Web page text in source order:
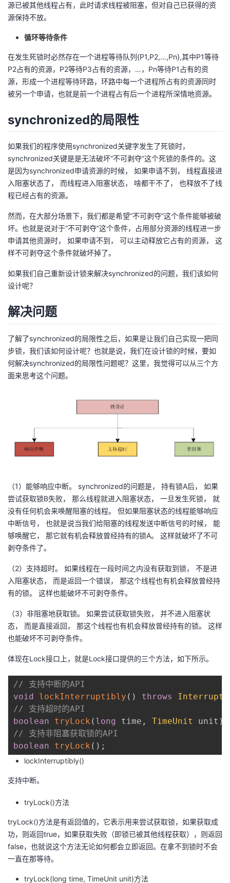
藏
源已被其他线程占有，此时请求线程被阻塞，但对自己已获得的资
源保持不放。
循环等待条件
在发生死锁时必然存在一个进程等待队列{P1,P2,…,Pn},其中P1等待
P2占有的资源，P2等待P3占有的资源，…，Pn等待P1占有的资
源，形成一个进程等待环路，环路中每一个进程所占有的资源同时
被另一个申请，也就是前一个进程占有后一个进程所深情地资源。
synchronized的局限性
如果我们的程序使用synchronized关键字发生了死锁时，
synchronized关键是是无法破坏“不可剥夺”这个死锁的条件的。这
是因为synchronized申请资源的时候， 如果申请不到， 线程直接进
入阻塞状态了， 而线程进入阻塞状态， 啥都干不了， 也释放不了线
程已经占有的资源。
然而，在大部分场景下，我们都是希望“不可剥夺”这个条件能够被破
坏。也就是说对于“不可剥夺”这个条件，占用部分资源的线程进一步
申请其他资源时， 如果申请不到， 可以主动释放它占有的资源， 这
样不可剥夺这个条件就破坏掉了。
如果我们自己重新设计锁来解决synchronized的问题，我们该如何
设计呢？
解决问题
了解了synchronized的局限性之后，如果是让我们自己实现一把同
步锁，我们该如何设计呢？也就是说，我们在设计锁的时候，要如
何解决synchronized的局限性问题呢？这里，我觉得可以从三个方
面来思考这个问题。
（1）能够响应中断。 synchronized的问题是， 持有锁A后， 如果
尝试获取锁B失败， 那么线程就进入阻塞状态， 一旦发生死锁， 就
没有任何机会来唤醒阻塞的线程。 但如果阻塞状态的线程能够响应
中断信号， 也就是说当我们给阻塞的线程发送中断信号的时候， 能
够唤醒它， 那它就有机会释放曾经持有的锁A。 这样就破坏了不可
剥夺条件了。
（2）支持超时。 如果线程在一段时间之内没有获取到锁， 不是进
入阻塞状态， 而是返回一个错误， 那这个线程也有机会释放曾经持
有的锁。 这样也能破坏不可剥夺条件。
（3）非阻塞地获取锁。 如果尝试获取锁失败， 并不进入阻塞状
态， 而是直接返回， 那这个线程也有机会释放曾经持有的锁。 这样
也能破坏不可剥夺条件。
体现在Lock接口上，就是Lock接口提供的三个方法，如下所示。
// 支持中断的API
void
lockInterruptibly ( ) throws
// 支持超时的API
boolean
tryLock ( long time , TimeUnit unit )
// 支持非阻塞获取锁的API
boolean
tryLock ( ) ;
lockInterruptibly()
支持中断。
tryLock()方法
tryLock()方法是有返回值的，它表示用来尝试获取锁，如果获取成
功，则返回true，如果获取失败（即锁已被其他线程获取），则返回
false，也就说这个方法无论如何都会立即返回。在拿不到锁时不会
一直在那等待。
tryLock(long time, TimeUnit unit)方法